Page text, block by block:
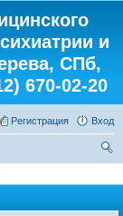
и
СПб,
670-02-20
Вход
Регистрация